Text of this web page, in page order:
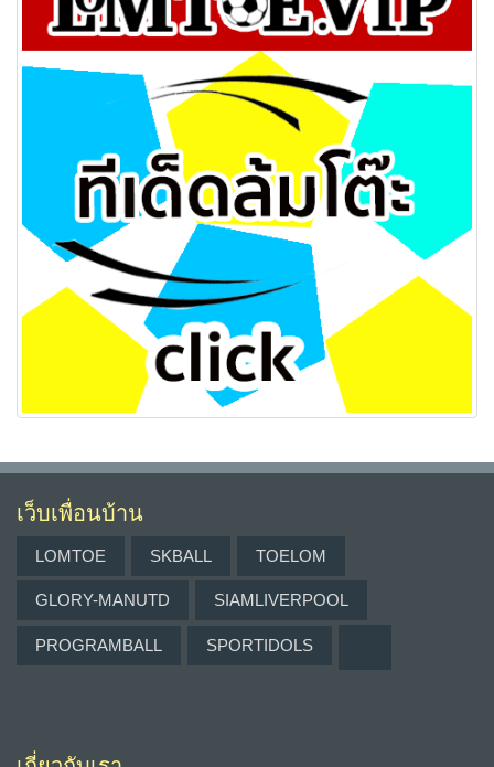
เว็บเพื่อนบ้าน
LOMTOE SKBALL TOELOM
GLORY-MANUTD SIAMLIVERPOOL
PROGRAMBALL SPORTIDOLS